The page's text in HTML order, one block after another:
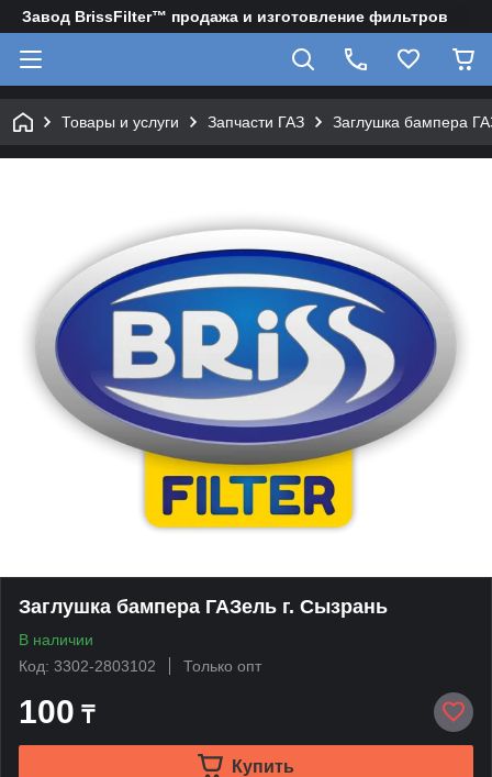
Завод BrissFilter™ продажа и изготовление фильтров
Товары и услуги Запчасти ГАЗ Заглушка бампера
Заглушка бампера ГАЗель г. Сызрань
В наличии
Код: 3302-2803102
Только опт
100 ₸
Купить